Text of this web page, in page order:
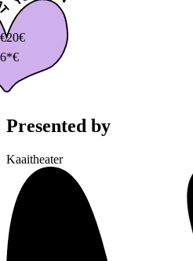
20€
Presented by
Kaaitheater